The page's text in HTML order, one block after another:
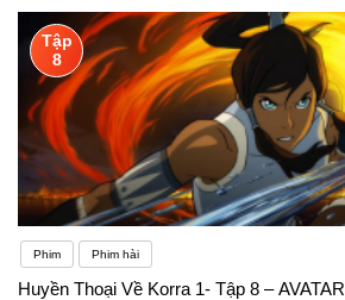
Tập
8
Phim Phim hài
Huyền Thoại Về Korra 1- Tập 8 –